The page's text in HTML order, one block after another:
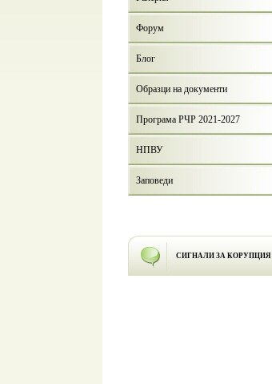
Форум
Блог
Образци на документи
Програма РЧР 2021-2027
НПВУ
Заповеди
СИГНАЛИ ЗА КОРУПЦИЯ